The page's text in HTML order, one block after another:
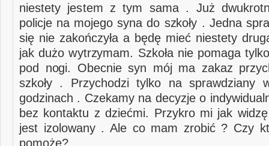
niestety jestem z tym sama . Już
policje na mojego syna do szkoły . Jedna
się nie zakończyła a będę mieć niestety
jak dużo wytrzymam. Szkoła nie pomaga
pod nogi. Obecnie syn mój ma zakaz
szkoły . Przychodzi tylko na sprawdziany
godzinach . Czekamy na decyzje o
bez kontaktu z dziećmi. Przykro mi jak
jest izolowany . Ale co mam zrobić ? Czy
pomoże?